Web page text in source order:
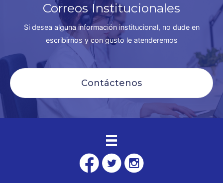
Correos Institucionales
Si desea alguna información institucional, no dude en
escribirnos y con gusto le atenderemos
Contáctenos